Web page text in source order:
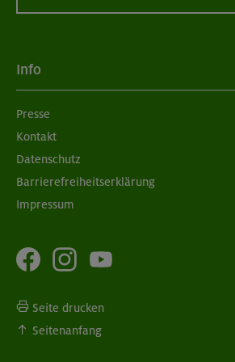
08./09.09.26
Grundkurs Klettern indoor
München
Info
Presse
Kontakt
Datenschutz
Barrierefreiheitserklärung
Impressum
Seite drucken
Seitenanfang